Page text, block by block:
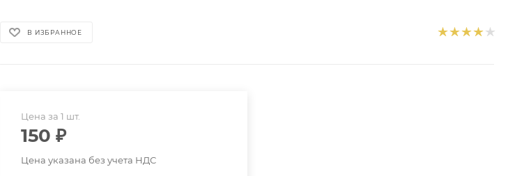
В ИЗБРАННОЕ
Цена за 1 шт.
150 ₽
Цена указана без учета НДС